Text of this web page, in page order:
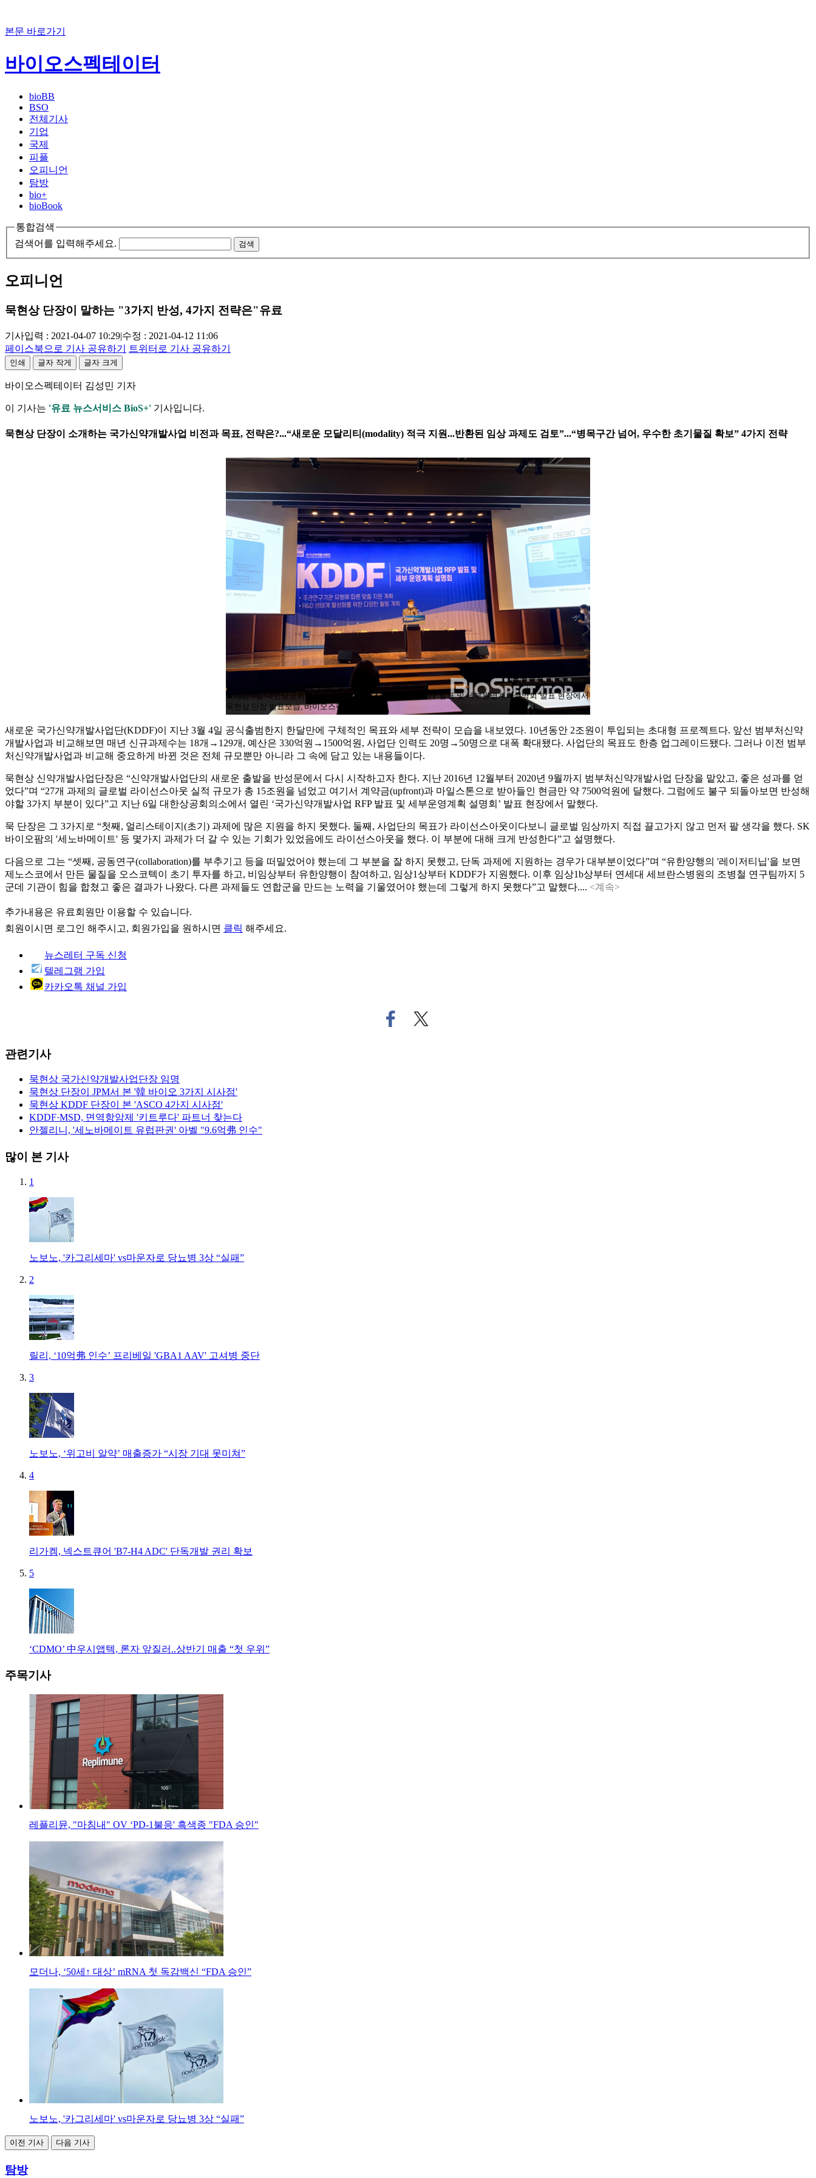
본문 바로가기
바이오스펙테이터
bioBB
BSO
전체기사
기업
국제
피플
오피니언
탐방
bio+
bioBook
통합검색
검색어를 입력해주세요.
검색
오피니언
묵현상 단장이 말하는 "3가지 반성, 4가지 전략은"유료
기사입력 : 2021-04-07 10:29|수정 : 2021-04-12 11:06
페이스북으로 기사 공유하기
트위터로 기사 공유하기
인쇄 글자 작게 글자 크게
바이오스펙테이터 김성민 기자
이 기사는 '유료 뉴스서비스 BioS+' 기사입니다.
묵현상 단장이 소개하는 국가신약개발사업 비전과 목표, 전략은?...“새로운 모달리티(modality) 적극 지원...반환된 임상 과제도 검토”...“병목구간 넘어, 우수한 초기물질 확보” 4가지 전략
▲지난 6일 대한상공회의소에서 열린 ‘국가신약개발사업 RFP 발표 및 세부원영계획설명회’발표 현장에서
묵현상 단장 발표모습, 바이오스펙테이터 촬영
새로운 국가신약개발사업단(KDDF)이 지난 3월 4일 공식출범한지 한달만에 구체적인 목표와 세부 전략이 모습을 내보였다. 10년동안 2조원이 투입되는 초대형 프로젝트다. 앞선 범부처신약
개발사업과 비교해보면 매년 신규과제수는 18개→129개, 예산은 330억원→1500억원, 사업단 인력도 20명→50명으로 대폭 확대됐다. 사업단의 목표도 한층 업그레이드됐다. 그러나 이전 범부
처신약개발사업과 비교해 중요하게 바뀐 것은 전체 규모뿐만 아니라 그 속에 담고 있는 내용들이다.
묵현상 신약개발사업단장은 “신약개발사업단의 새로운 출발을 반성문에서 다시 시작하고자 한다. 지난 2016년 12월부터 2020년 9월까지 범부처신약개발사업 단장을 맡았고, 좋은 성과를 얻
었다”며 “27개 과제의 글로벌 라이선스아웃 실적 규모가 총 15조원을 넘었고 여기서 계약금(upfront)과 마일스톤으로 받아들인 현금만 약 7500억원에 달했다. 그럼에도 불구 되돌아보면 반성해
야할 3가지 부분이 있다”고 지난 6일 대한상공회의소에서 열린 ‘국가신약개발사업 RFP 발표 및 세부운영계획 설명회’ 발표 현장에서 말했다.
묵 단장은 그 3가지로 “첫째, 얼리스테이지(초기) 과제에 많은 지원을 하지 못했다. 둘째, 사업단의 목표가 라이선스아웃이다보니 글로벌 임상까지 직접 끌고가지 않고 먼저 팔 생각을 했다. SK
바이오팜의 '세노바메이트' 등 몇가지 과제가 더 갈 수 있는 기회가 있었음에도 라이선스아웃을 했다. 이 부분에 대해 크게 반성한다”고 설명했다.
다음으로 그는 “셋째, 공동연구(collaboration)를 부추기고 등을 떠밀었어야 했는데 그 부분을 잘 하지 못했고, 단독 과제에 지원하는 경우가 대부분이었다”며 “유한양행의 '레이저티닙'을 보면
제노스코에서 만든 물질을 오스코텍이 초기 투자를 하고, 비임상부터 유한양행이 참여하고, 임상1상부터 KDDF가 지원했다. 이후 임상1b상부터 연세대 세브란스병원의 조병철 연구팀까지 5
군데 기관이 힘을 합쳤고 좋은 결과가 나왔다. 다른 과제들도 연합군을 만드는 노력을 기울였어야 했는데 그렇게 하지 못했다”고 말했다.... <계속>
추가내용은 유료회원만 이용할 수 있습니다.
회원이시면 로그인 해주시고, 회원가입을 원하시면 클릭 해주세요.
뉴스레터 구독 신청
텔레그램 가입
카카오톡 채널 가입
페
이
트
위
관련기사
묵현상 국가신약개발사업단장 임명
묵현상 단장이 JPM서 본 '韓 바이오 3가지 시사점'
묵현상 KDDF 단장이 본 'ASCO 4가지 시사점'
KDDF·MSD, 면역항암제 '키트루다' 파트너 찾는다
안젤리니, '세노바메이트 유럽판권' 아벨 "9.6억弗 인수"
많이 본 기사
1
노보노, '카그리세마' vs마운자로 당뇨병 3상 “실패”
2
릴리, ‘10억弗 인수’ 프리베일 'GBA1 AAV' 고셔병 중단
3
노보노, ‘위고비 알약’ 매출증가 “시장 기대 못미쳐”
4
리가켐, 넥스트큐어 'B7-H4 ADC' 단독개발 권리 확보
5
‘CDMO’ 中우시앱텍, 론자 앞질러..상반기 매출 “첫 우위”
주목기사
레플리뮨, "마침내" OV ‘PD-1불응' 흑색종 "FDA 승인"
모더나, ‘50세↑ 대상’ mRNA 첫 독감백신 “FDA 승인”
노보노, '카그리세마' vs마운자로 당뇨병 3상 “실패”
이전 기사 다음 기사
탐방